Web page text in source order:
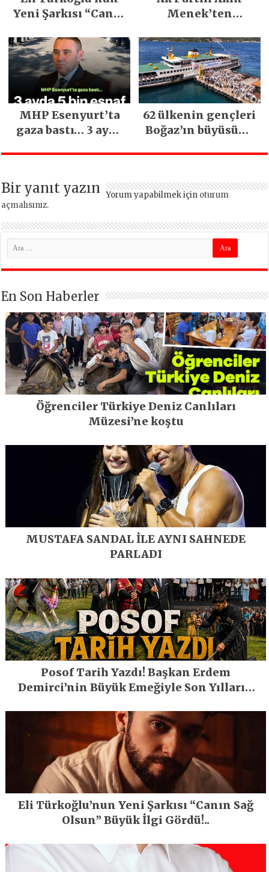
Yeni Şarkısı “Canın
İlgi Gördü!..
Menek’ten
heyelan sonrası
kritik uyarı
MHP Esenyurt’ta
gaza bastı… 3 ayda
62 ülkenin gençleri
Boğaz’ın büyüsüne
Bir yanıt yazın Yorum yapabilmek için oturum
açmalısınız.
En Son Haberler
Öğrenciler Türkiye Deniz Canlıları
Müzesi’ne koştu
MUSTAFA SANDAL İLE AYNI SAHNEDE
PARLADI
Posof Tarih Yazdı! Başkan Erdem
Demirci’nin Büyük Emeğiyle Son Yılların
Eli Türkoğlu’nun Yeni Şarkısı “Canın Sağ
Olsun” Büyük İlgi Gördü!..